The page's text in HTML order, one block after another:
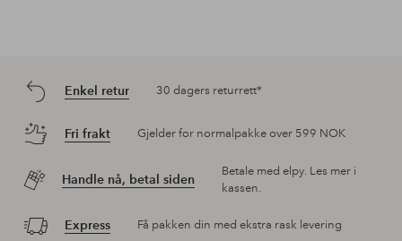
Enkel retur 30 dagers returrett*
Fri frakt Gjelder for normalpakke over 599 NOK
Handle nå, betal siden
Betale med elpy. Les mer i
kassen.
Express Få pakken din med ekstra rask levering